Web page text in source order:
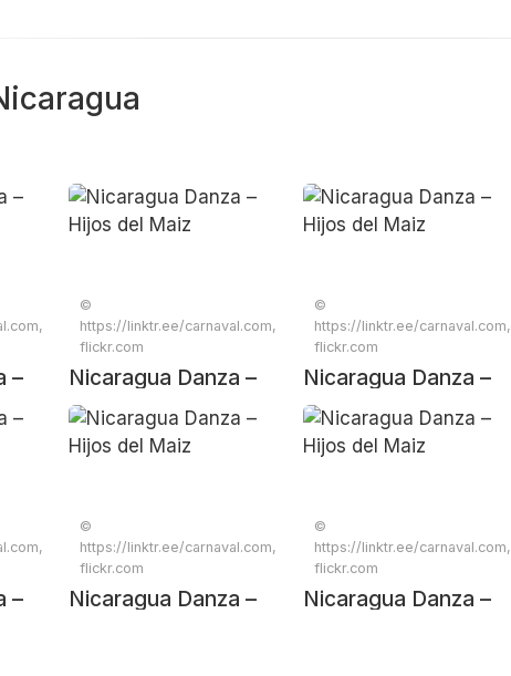
–
©
https://linktr.ee/carnaval.com,
flickr.com
Nicaragua Danza –
Hijos del Maiz
©
https://linktr.ee/carnaval.com,
flickr.com
Nicaragua Danza –
Hijos del Maiz
–
©
https://linktr.ee/carnaval.com,
flickr.com
Nicaragua Danza –
©
https://linktr.ee/carnaval.com,
flickr.com
Nicaragua Danza –